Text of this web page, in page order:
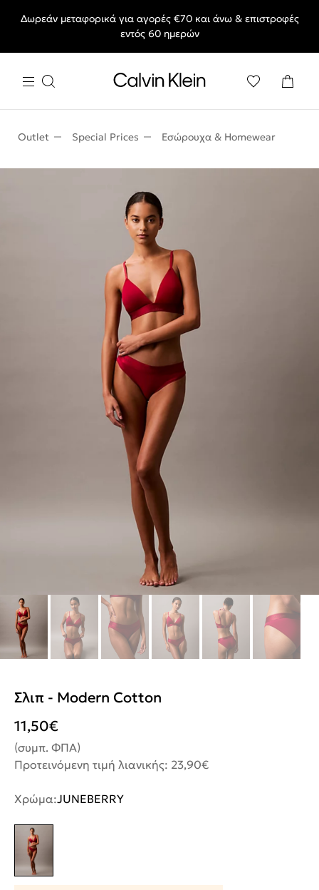
End of Season Sale: Αγαπημένα styles, στις τιμές που θες.
Δωρεάν μεταφορικά για αγορές €70 και άνω & επιστροφές
εντός 60 ημερών
Outlet Special Prices Εσώρουχα & Homewear
Σλιπ - Modern Cotton
11,50€
(συμπ. ΦΠΑ)
Προτεινόμενη τιμή λιανικής: 23,90€
Χρώμα:JUNEBERRY